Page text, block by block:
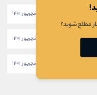
مطلع شوید؟